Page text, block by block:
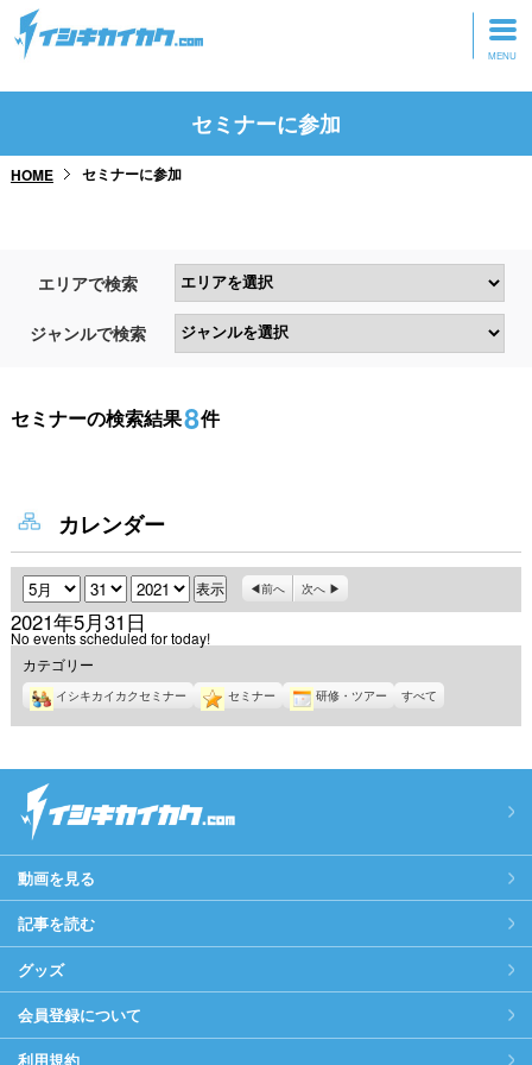
トップページ
研修・ツアーに参加
セミナーに参加
HOME セミナーに参加
エリアで検索
ジャンルで検索
セミナーの検索結果8件
カレンダー
月 日 年 前へ 次へ
2021年5月31日
No events scheduled for today!
カテゴリー
イシキカイカクセミナー セミナー 研修・ツアー すべて
動画を見る
記事を読む
グッズ
会員登録について